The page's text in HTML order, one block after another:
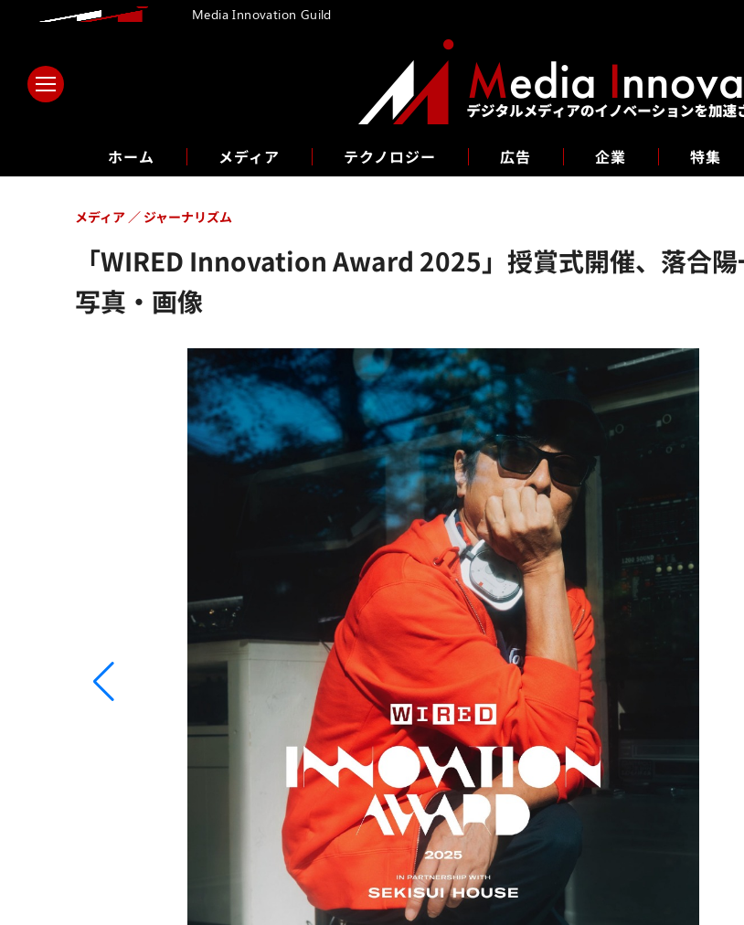
ホーム メディア テクノロジー 広告 企業 特集
「WIRED Innovation Award 2025」授賞式開催、落合
写真・画像
メディア ジャーナリズム
Media Innovation Guild